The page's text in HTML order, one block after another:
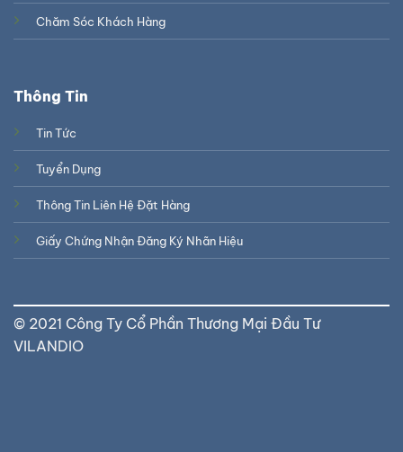
Chăm Sóc Khách Hàng
Thông Tin
Tin Tức
Tuyển Dụng
Thông Tin Liên Hệ Đặt Hàng
Giấy Chứng Nhận Đăng Ký Nhãn Hiệu
© 2021 Công Ty Cổ Phần Thương Mại Đầu Tư
VILANDIO